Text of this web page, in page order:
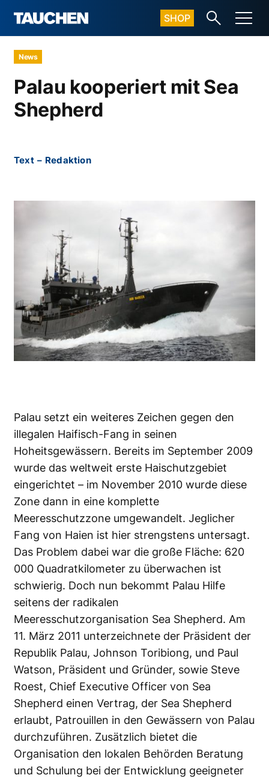
SHOP
News
Palau kooperiert mit Sea
Shepherd
Text – Redaktion
Palau setzt ein weiteres Zeichen gegen den
illegalen Haifisch-Fang in seinen
Hoheitsgewässern. Bereits im September 2009
wurde das weltweit erste Haischutzgebiet
eingerichtet – im November 2010 wurde diese
Zone dann in eine komplette
Meeresschutzzone umgewandelt. Jeglicher
Fang von Haien ist hier strengstens untersagt.
Das Problem dabei war die große Fläche: 620
000 Quadratkilometer zu überwachen ist
schwierig. Doch nun bekommt Palau Hilfe
seitens der radikalen
Meeresschutzorganisation Sea Shepherd. Am
11. März 2011 unterzeichnete der Präsident der
Republik Palau, Johnson Toribiong, und Paul
Watson, Präsident und Gründer, sowie Steve
Roest, Chief Executive Officer von Sea
Shepherd einen Vertrag, der Sea Shepherd
erlaubt, Patrouillen in den Gewässern von Palau
durchzuführen. Zusätzlich bietet die
Organisation den lokalen Behörden Beratung
und Schulung bei der Entwicklung geeigneter